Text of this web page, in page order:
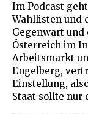
Im Podcast
Wahllisten und
Gegenwart
Österreich im
Arbeitsmarkt
Engelberg,
Einstellung,
Staat sollte nur